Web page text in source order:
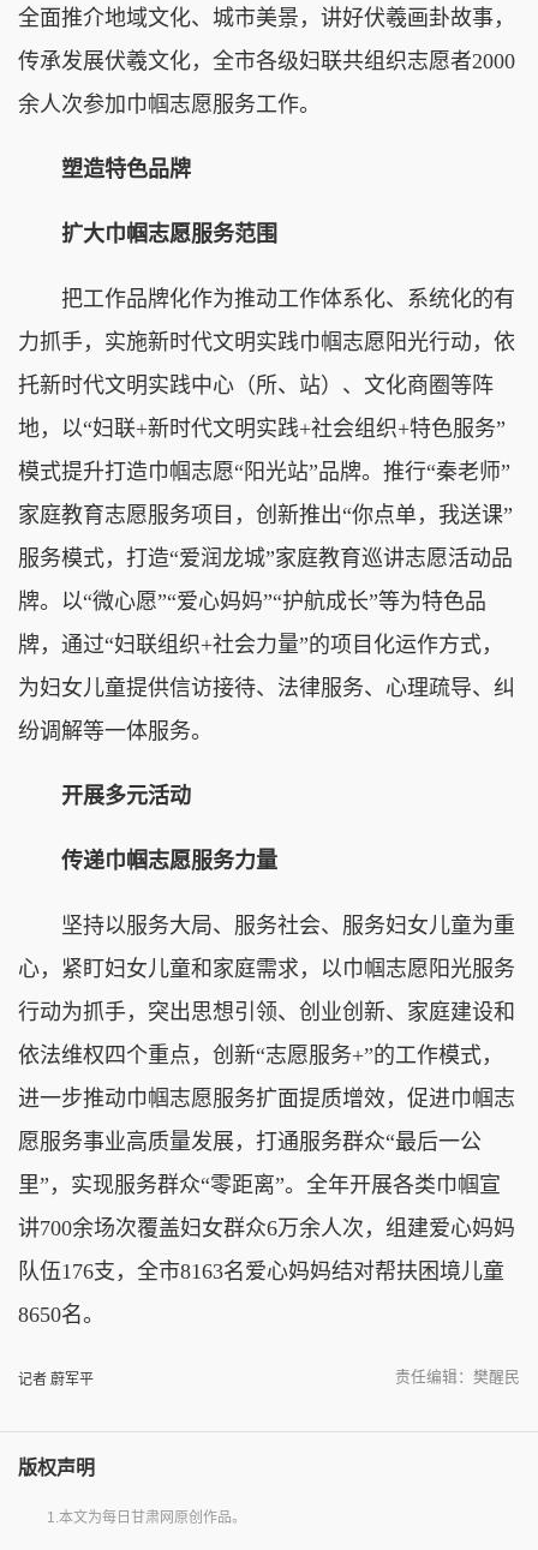
全面推介地域文化、城市美景，讲好伏羲画卦故事，
传承发展伏羲文化，全市各级妇联共组织志愿者2000
余人次参加巾帼志愿服务工作。
塑造特色品牌
扩大巾帼志愿服务范围
把工作品牌化作为推动工作体系化、系统化的有
力抓手，实施新时代文明实践巾帼志愿阳光行动，依
托新时代文明实践中心（所、站）、文化商圈等阵
地，以“妇联+新时代文明实践+社会组织+特色服务”
模式提升打造巾帼志愿“阳光站”品牌。推行“秦老师”
家庭教育志愿服务项目，创新推出“你点单，我送课”
服务模式，打造“爱润龙城”家庭教育巡讲志愿活动品
牌。以“微心愿”“爱心妈妈”“护航成长”等为特色品
牌，通过“妇联组织+社会力量”的项目化运作方式，
为妇女儿童提供信访接待、法律服务、心理疏导、纠
纷调解等一体服务。
开展多元活动
传递巾帼志愿服务力量
坚持以服务大局、服务社会、服务妇女儿童为重
心，紧盯妇女儿童和家庭需求，以巾帼志愿阳光服务
行动为抓手，突出思想引领、创业创新、家庭建设和
依法维权四个重点，创新“志愿服务+”的工作模式，
进一步推动巾帼志愿服务扩面提质增效，促进巾帼志
愿服务事业高质量发展，打通服务群众“最后一公
里”，实现服务群众“零距离”。全年开展各类巾帼宣
讲700余场次覆盖妇女群众6万余人次，组建爱心妈妈
队伍176支，全市8163名爱心妈妈结对帮扶困境儿童
8650名。
记者 蔚军平 责任编辑：樊醒民
版权声明
1.本文为每日甘肃网原创作品。